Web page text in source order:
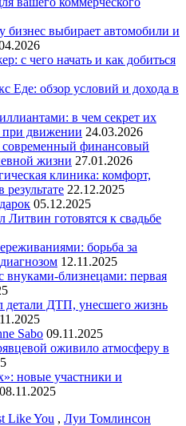
бизнес выбирает автомобили и
с чего начать и как добиться
Еде: обзор условий и дохода в
в чем секрет их
при движении 24.03.2026
современный финансовый
жизни 27.01.2026
клиника: комфорт,
результате 22.12.2025
05.12.2025
готовятся к свадьбе
борьба за
12.11.2025
внуками-близнецами: первая
детали ДТП, унесшего жизнь
Sabo 09.11.2025
оживило атмосферу в
новые участники и
08.11.2025
Like You , Луи Томлинсон